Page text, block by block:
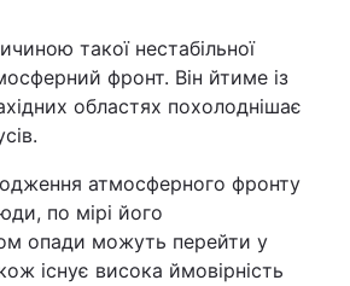
такої нестабільної
фронт. Він йтиме із
областях похолоднішає
атмосферного фронту
по мірі його
опади можуть перейти у
існує висока ймовірність